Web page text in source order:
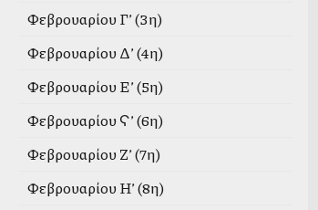
Φεβρουαρίου Γ’ (3η)
Φεβρουαρίου Δ’ (4η)
Φεβρουαρίου Ε’ (5η)
Φεβρουαρίου Ϛ’ (6η)
Φεβρουαρίου Ζ’ (7η)
Φεβρουαρίου Η’ (8η)